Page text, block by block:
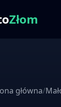
Złom
główna/